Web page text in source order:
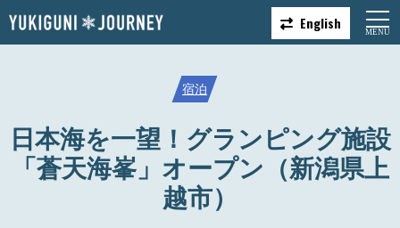
English
宿泊
日本海を一望！グランピング施設
「蒼天海峯」オープン（新潟県上
越市）